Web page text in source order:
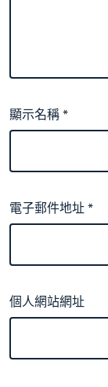
顯示名稱*
電子郵件地址*
個人網站網址